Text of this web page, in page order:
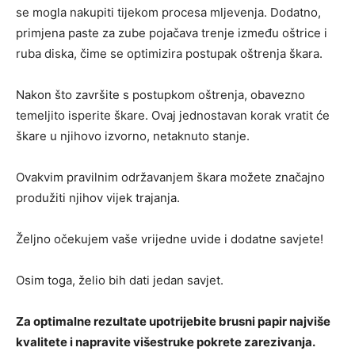
se mogla nakupiti tijekom procesa mljevenja. Dodatno,
primjena paste za zube pojačava trenje između oštrice i
ruba diska, čime se optimizira postupak oštrenja škara.
Nakon što završite s postupkom oštrenja, obavezno
temeljito isperite škare. Ovaj jednostavan korak vratit će
škare u njihovo izvorno, netaknuto stanje.
Ovakvim pravilnim održavanjem škara možete značajno
produžiti njihov vijek trajanja.
Željno očekujem vaše vrijedne uvide i dodatne savjete!
Osim toga, želio bih dati jedan savjet.
Za optimalne rezultate upotrijebite brusni papir najviše
kvalitete i napravite višestruke pokrete zarezivanja.